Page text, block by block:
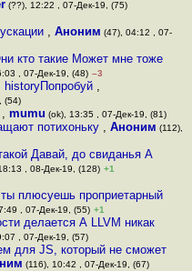
(??), 12:22 , 07-Дек-19, (75)
,Аноним (47), 04:12 , 07-
кто такие Может мне тоже
, 07-Дек-19, (48) –3
historyПопробуй ,
(54)
, mumu (ok), 13:35 , 07-Дек-19, (81)
потихоньку , Аноним (112),
Давай, до свиданья А
, 08-Дек-19, (128) +1
плюсуешь проприетарный
, 07-Дек-19, (55) +1
делается А LLVM никак
, 07-Дек-19, (57)
для JS, который не сможет
(116), 10:42 , 07-Дек-19, (67)